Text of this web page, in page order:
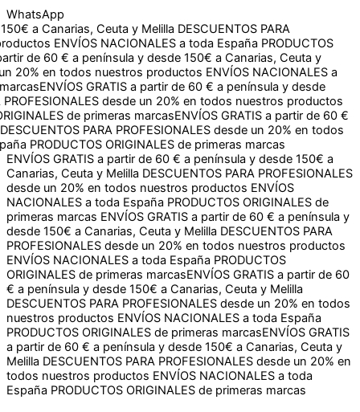
WhatsApp
Canarias, Ceuta y MelillaDESCUENTOS PARA
ENVÍOS NACIONALES a toda EspañaPRODUCTOS
60 € a península y desde 150€ a Canarias, Ceuta y Melilla
nuestros productosENVÍOS NACIONALES a toda España
a partir de 60 € a península y desde 150€ a Canarias,
un 20% en todos nuestros productosENVÍOS NACIONALES
ENVÍOS GRATIS a partir de 60 € a península y desde 150€ a
desde un 20% en todos nuestros productosENVÍOS
primeras marcas
ENVÍOS GRATIS a partir de 60 € a península y desde 150€ a
Canarias, Ceuta y Melilla DESCUENTOS PARA PROFESIONALES
desde un 20% en todos nuestros productos ENVÍOS
NACIONALES a toda España PRODUCTOS ORIGINALES de
primeras marcas ENVÍOS GRATIS a partir de 60 € a península y
desde 150€ a Canarias, Ceuta y Melilla DESCUENTOS PARA
PROFESIONALES desde un 20% en todos nuestros productos
ENVÍOS NACIONALES a toda España PRODUCTOS
ORIGINALES de primeras marcasENVÍOS GRATIS a partir de 60
€ a península y desde 150€ a Canarias, Ceuta y Melilla
DESCUENTOS PARA PROFESIONALES desde un 20% en todos
nuestros productos ENVÍOS NACIONALES a toda España
PRODUCTOS ORIGINALES de primeras marcasENVÍOS GRATIS
a partir de 60 € a península y desde 150€ a Canarias, Ceuta y
Melilla DESCUENTOS PARA PROFESIONALES desde un 20% en
todos nuestros productos ENVÍOS NACIONALES a toda
España PRODUCTOS ORIGINALES de primeras marcas